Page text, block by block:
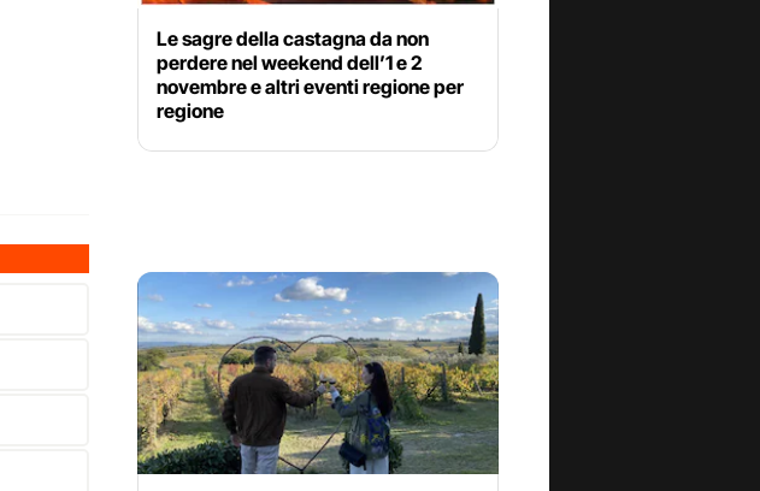
Le sagre della castagna da non
perdere nel weekend dell’1 e 2
novembre e altri eventi regione per
regione